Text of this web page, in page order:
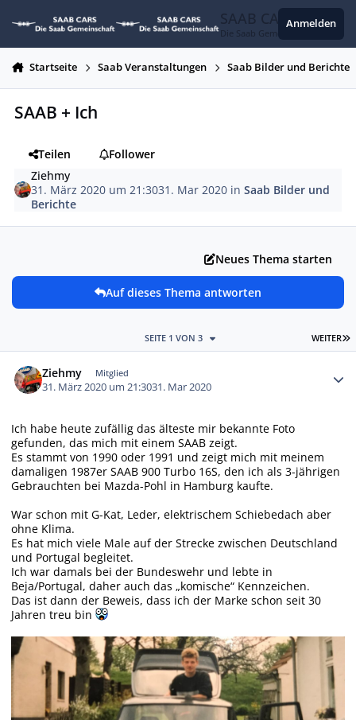
SAAB CARS
Die Saab Gemeinschaft
Anmelden
Startseite Saab Veranstaltungen Saab Bilder und Berichte
SAAB + Ich
Teilen
Follower
Ziehmy
31. März 2020 um 21:3031. Mar 2020 inSaab Bilder und
Berichte
Neues Thema starten
Auf dieses Thema antworten
WEITER
SEITE 1 VON 3
Ziehmy Mitglied
31. März 2020 um 21:3031. Mar 2020
Ich habe heute zufällig das älteste mir bekannte Foto
gefunden, das mich mit einem SAAB zeigt.
Es stammt von 1990 oder 1991 und zeigt mich mit meinem
damaligen 1987er SAAB 900 Turbo 16S, den ich als 3-jährigen
Gebrauchten bei Mazda-Pohl in Hamburg kaufte.
War schon mit G-Kat, Leder, elektrischem Schiebedach aber
ohne Klima.
Es hat mich viele Male auf der Strecke zwischen Deutschland
und Portugal begleitet.
Ich war damals bei der Bundeswehr und lebte in
Beja/Portugal, daher auch das „komische“ Kennzeichen.
Das ist dann der Beweis, dass ich der Marke schon seit 30
Jahren treu bin